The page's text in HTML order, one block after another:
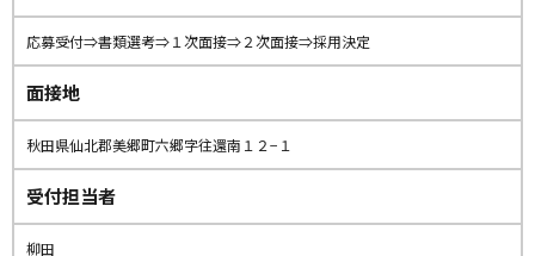
応募受付⇒書類選考⇒１次面接⇒２次面接⇒採用決定
面接地
秋田県仙北郡美郷町六郷字往還南１２−１
受付担当者
柳田